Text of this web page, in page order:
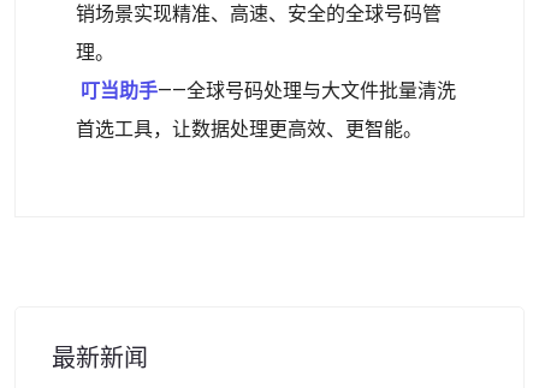
销场景实现精准、高速、安全的全球号码管
理。
叮当助手——全球号码处理与大文件批量清洗
首选工具，让数据处理更高效、更智能。
最新新闻